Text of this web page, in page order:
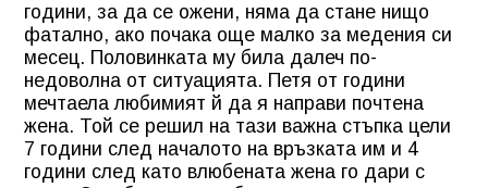
години, за да се ожени, няма да стане нищо
фатално, ако почака още малко за медения си
месец. Половинката му била далеч по-
недоволна от ситуацията. Петя от години
мечтаела любимият й да я направи почтена
жена. Той се решил на тази важна стъпка цели
7 години след началото на връзката им и 4
години след като влюбената жена го дари с